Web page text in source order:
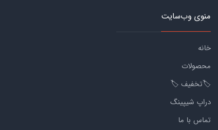
منوی وب‌سایت
خانه
محصولات
🏷️تخفیف 🏷️
دراپ شیپینگ
تماس با ما